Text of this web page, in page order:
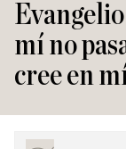
mí no
cree en